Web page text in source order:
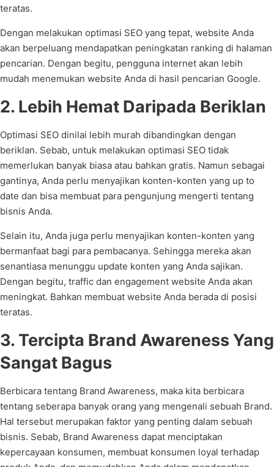
teratas.
Dengan melakukan optimasi SEO yang tepat, website Anda
akan berpeluang mendapatkan peningkatan ranking di halaman
pencarian. Dengan begitu, pengguna internet akan lebih
mudah menemukan website Anda di hasil pencarian Google.
2. Lebih Hemat Daripada Beriklan
Optimasi SEO dinilai lebih murah dibandingkan dengan
beriklan. Sebab, untuk melakukan optimasi SEO tidak
memerlukan banyak biasa atau bahkan gratis. Namun sebagai
gantinya, Anda perlu menyajikan konten-konten yang up to
date dan bisa membuat para pengunjung mengerti tentang
bisnis Anda.
Selain itu, Anda juga perlu menyajikan konten-konten yang
bermanfaat bagi para pembacanya. Sehingga mereka akan
senantiasa menunggu update konten yang Anda sajikan.
Dengan begitu, traffic dan engagement website Anda akan
meningkat. Bahkan membuat website Anda berada di posisi
teratas.
3. Tercipta Brand Awareness Yang
Sangat Bagus
Berbicara tentang Brand Awareness, maka kita berbicara
tentang seberapa banyak orang yang mengenali sebuah Brand.
Hal tersebut merupakan faktor yang penting dalam sebuah
bisnis. Sebab, Brand Awareness dapat menciptakan
kepercayaan konsumen, membuat konsumen loyal terhadap